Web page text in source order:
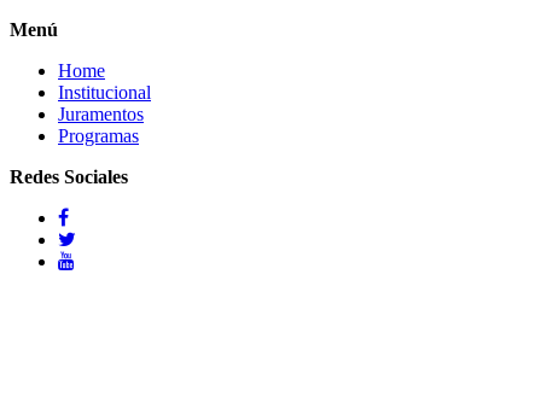
Menú
Home
Institucional
Juramentos
Programas
Redes Sociales